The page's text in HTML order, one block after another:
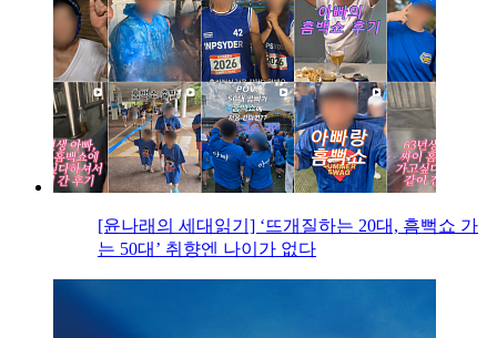
[윤나래의 세대읽기] ‘뜨개질하는 20대, 흠뻑쇼 가
는 50대’ 취향엔 나이가 없다